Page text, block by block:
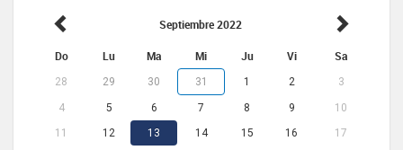
Septiembre 2022
Do Lu Ma Mi Ju Vi Sa
28 29 30 31 1 2 3
4 5 6 7 8 9
10
11
12 13 14 15 16
17